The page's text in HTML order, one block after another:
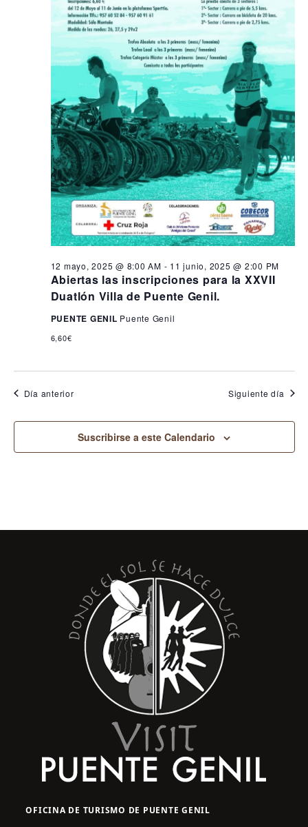
Abiertas las inscripciones para la XXVII
Duatlón Villa de Puente Genil.
12 mayo, 2025 @ 8:00 AM - 11 junio, 2025 @ 2:00 PM
PUENTE GENIL Puente Genil
6,60€
Día anterior Siguiente día
Suscribirse a este Calendario
OFICINA DE TURISMO DE PUENTE GENIL